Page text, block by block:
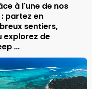
à l'une de nos
partez en
sentiers,
explorez de
...